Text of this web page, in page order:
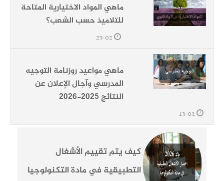
ماهي المواد الاختيارية المتاحة
للتلاميذ حسب الشعب؟
ماهي مواعيد روزنامة التوجيه
المدرسي وآجال الإعلان عن
النتائج 2025-2026
كيف يتم تقييم الأشغال
التطبيقية في مادة التكنولوجيا